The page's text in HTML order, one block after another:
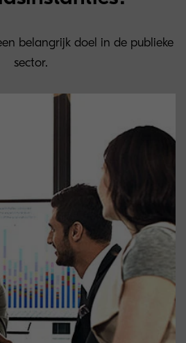
belangrijk doel in de publieke
sector.